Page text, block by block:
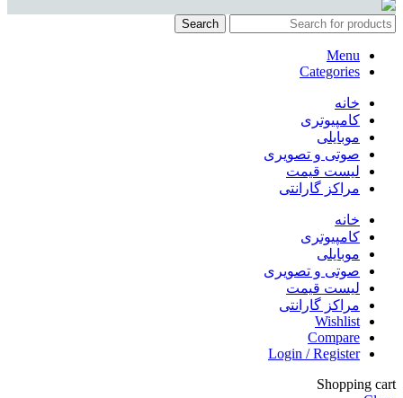
Search
Menu
Categories
خانه
کامپیوتری
موبایلی
صوتی و تصویری
لیست قیمت
مراکز گارانتی
خانه
کامپیوتری
موبایلی
صوتی و تصویری
لیست قیمت
مراکز گارانتی
Wishlist
Compare
Login / Register
Shopping cart